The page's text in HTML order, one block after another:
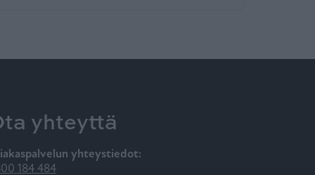
yhteyttä
yhteystiedot:
184 484